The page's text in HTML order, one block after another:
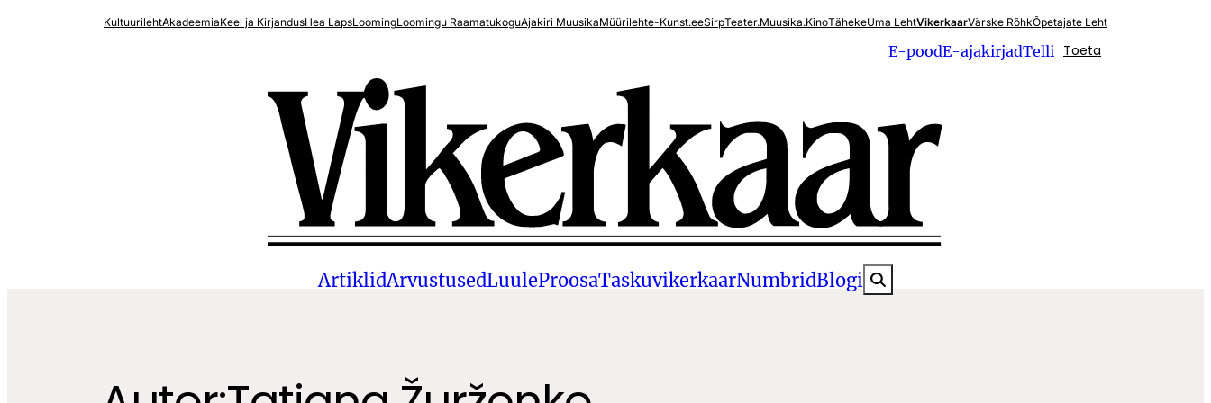
KultuurilehtAkadeemiaKeel ja KirjandusHea LapsLoomingLoomingu RaamatukoguAjakiri MuusikaMüürilehte-Kunst.eeSirpTeater.Muusika.KinoTähekeUma LehtVikerkaarVärske RõhkÕpetajate Leht
E-poodE-ajakirjadTelli Toeta
ArtiklidArvustusedLuuleProosaTaskuvikerkaarNumbridBlogi